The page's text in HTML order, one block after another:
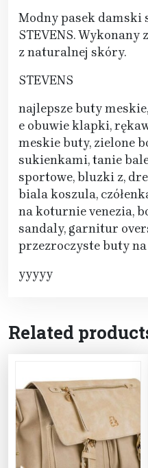
Modny pasek
STEVENS. Wykonany
z naturalnej skóry.
STEVENS
najlepsze buty
e obuwie klapki,
meskie buty, zielone
sukienkami, tanie
sportowe, bluzki z,
biala koszula,
na koturnie venezia,
sandaly, garnitur
przezroczyste buty
yyyyy
Related